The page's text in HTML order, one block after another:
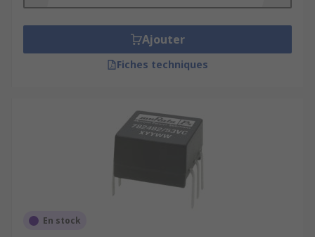
Ajouter
Fiches techniques
En stock